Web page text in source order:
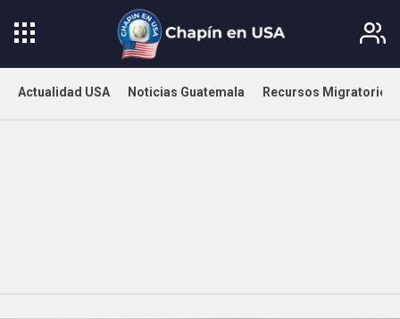
Actualidad USA Noticias Guatemala Recursos Migratorios